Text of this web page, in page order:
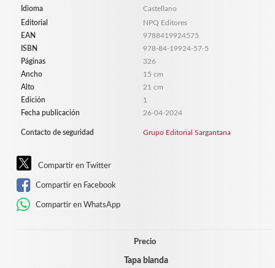
Idioma
Castellano
Editorial
NPQ Editores
EAN
9788419924575
ISBN
978-84-19924-57-5
Páginas
326
Ancho
15 cm
Alto
21 cm
Edición
1
Fecha publicación
26-04-2024
Contacto de seguridad Grupo Editorial Sargantana
Compartir en Twitter
Compartir en Facebook
Compartir en WhatsApp
Precio
Tapa blanda